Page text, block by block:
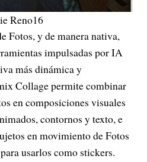
Reno16
Fotos, y de manera nativa,
impulsadas por IA
más dinámica y
Collage permite combinar
en composiciones visuales
contornos y texto, e
en movimiento de Fotos
usarlos como stickers.